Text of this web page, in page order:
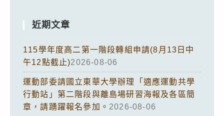
近期文章
115學年度高二第一階段轉組申請(8月13日中
午12點截止)2026-08-06
運動部委請國立東華大學辦理「適應運動共學
行動站」第二階段與離島場研習海報及各區簡
章，請踴躍報名參加。 2026-08-06